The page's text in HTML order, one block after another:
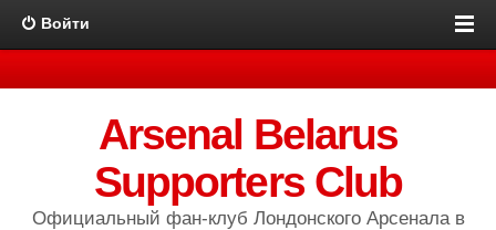
Войти
Arsenal Belarus
Supporters Club
Официальный фан-клуб Лондонского Арсенала в